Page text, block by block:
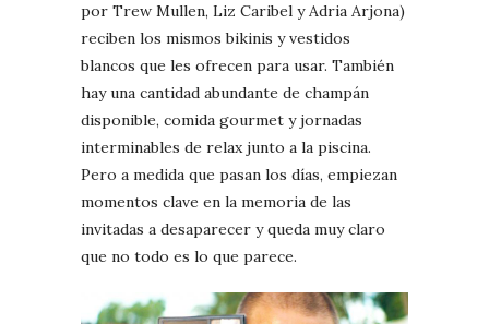
por Trew Mullen, Liz Caribel y Adria Arjona)
reciben los mismos bikinis y vestidos
blancos que les ofrecen para usar. También
hay una cantidad abundante de champán
disponible, comida gourmet y jornadas
interminables de relax junto a la piscina.
Pero a medida que pasan los días, empiezan
momentos clave en la memoria de las
invitadas a desaparecer y queda muy claro
que no todo es lo que parece.